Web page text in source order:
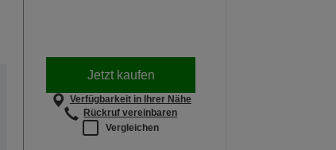
Jetzt kaufen
Verfügbarkeit in Ihrer Nähe
Rückruf vereinbaren
Vergleichen